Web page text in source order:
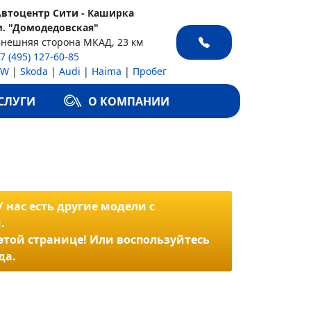
Сити - Каширка
"Домодедовская"
сторона МКАД, 23 км
(495) 127-60-85
|Skoda |Audi | Haima | Пробег
О КОМПАНИИ
есть другие модели с
странице! Или воспользуйтесь